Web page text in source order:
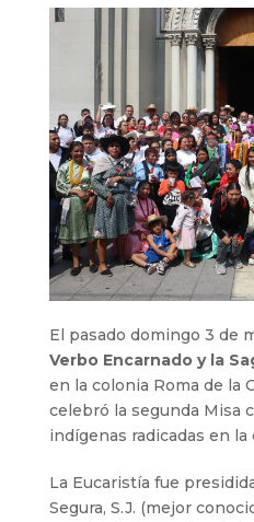
El pasado domingo 3 de
Verbo Encarnado y la
en la colonia Roma de la
celebró la segunda Misa
indígenas radicadas en la
La Eucaristía fue
Segura, S.J. (mejor